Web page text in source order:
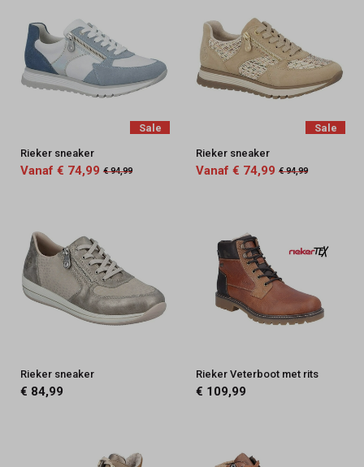
Sale
Rieker sneaker
Vanaf € 74,99 € 94,99
Sale
Rieker sneaker
Vanaf € 74,99 € 94,99
Rieker sneaker
€ 84,99
Rieker Veterboot met rits
€ 109,99